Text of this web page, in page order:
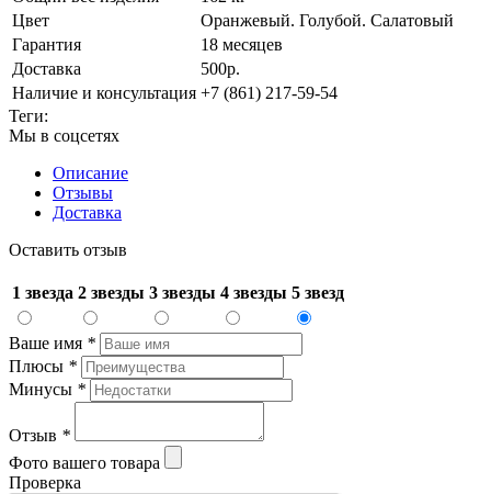
Цвет
Оранжевый. Голубой. Салатовый
Гарантия
18 месяцев
Доставка
500р.
Наличие и консультация +7 (861) 217-59-54
Теги:
Мы в соцсетях
Описание
Отзывы
Доставка
Оставить отзыв
1 звезда 2 звезды 3 звезды 4 звезды 5 звезд
Ваше имя *
Плюсы *
Минусы *
Отзыв *
Фото вашего товара
Проверка